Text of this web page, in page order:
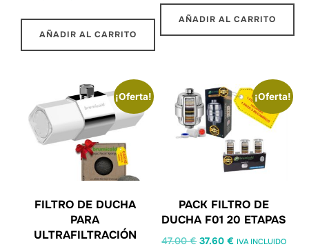
AÑADIR AL CARRITO
AÑADIR AL CARRITO
¡Oferta!
FILTRO DE DUCHA
PARA
ULTRAFILTRACIÓN
¡Oferta!
PACK FILTRO DE
DUCHA F01 20 ETAPAS
47.00€ 37.60€ IVA INCLUIDO